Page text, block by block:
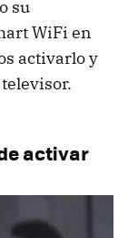
su
WiFi en
activarlo y
activar